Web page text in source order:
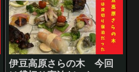
伊豆高原さらの木 今回